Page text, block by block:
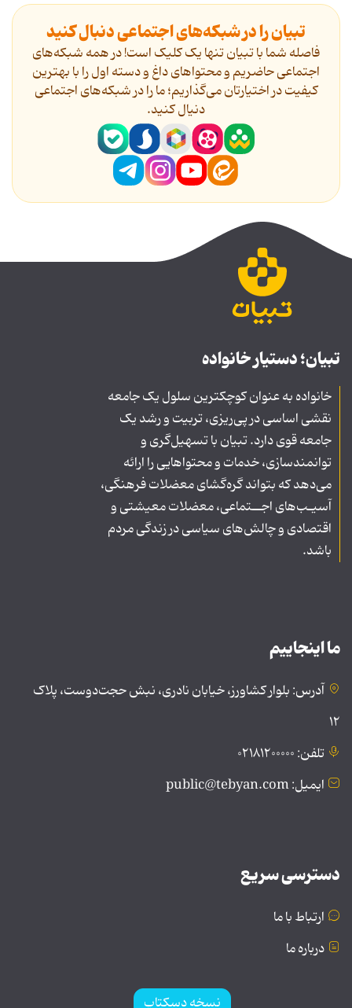
تبیان را در شبکه‌های اجتماعی دنبال کنید
فاصله شما با تبیان تنها یک کلیک است! در همه شبکه‌های
اجتماعی حاضریم و محتواهای داغ و دسته اول را با بهترین
کیفیت در اختیارتان می‌گذاریم؛ ما را در شبکه‌های اجتماعی
دنیال کنید.
تبیان؛ دستیار خانواده
خانواده به عنوان کوچکترین سلول یک جامعه
نقشی اساسی در پی‌ریزی، تربیت و رشد یک
جامعه قوی دارد. تبیان با تسهیل‌گری و
توانمندسازی، خدمات و محتواهایی را ارائه
می‌دهد که بتواند گره‌گشای معضلات فرهنگی،
آسیـب‌های اجــتماعی، معضلات معیشتی و
اقتصادی و چالش‌های سیاسی در زندگی مردم
باشد.
ما اینجاییم
آدرس: بلوار کشاورز، خیابان نادری، نبش حجت‌دوست، پلاک
۱۲
تلفن: ۰۲۱۸۱۲۰۰۰۰۰
ایمیل: public@tebyan.com
دسترسی سریع
ارتباط با ما
درباره ما
نسخه دسکتاپ